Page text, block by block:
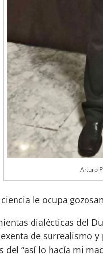
Arturo
le ocupa
dialécticas del
de surrealismo
“así lo hacía mi